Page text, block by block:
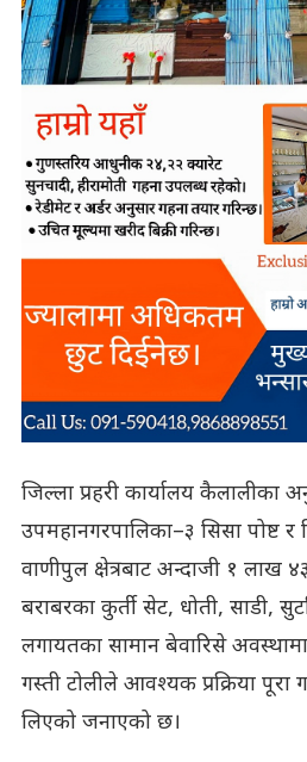
जिल्ला प्रहरी कार्यालय कैलालीका
उपमहानगरपालिका–३ सिसा पोष्ट
वाणीपुल क्षेत्रबाट अन्दाजी १ लाख
बराबरका कुर्ती सेट, धोती, साडी,
लगायतका सामान बेवारिसे अवस्थामा
गस्ती टोलीले आवश्यक प्रक्रिया पूरा
लिएको जनाएको छ।